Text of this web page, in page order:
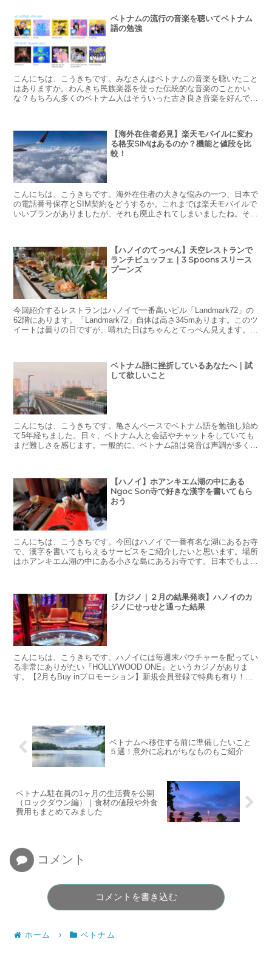
ベトナムの流行の音楽を聴いてベトナム
語の勉強
こんにちは、こうきちです。みなさんはベトナムの音楽を聴いたこと
はありますか。わんきち民族楽器を使った伝統的な音楽のことかい
な？もちろん多くのベトナム人はそういった古き良き音楽を好んでい
【海外在住者必見】楽天モバイルに変わ
る格安SIMはあるのか？機能と値段を比
較！
こんにちは、こうきちです。海外在住者の大きな悩みの一つ、日本で
の電話番号保存とSIM契約をどうするか。これまでは楽天モバイルで
いいプランがありましたが、それも廃止されてしまいましたね。そこ
【ハノイのてっぺん】天空レストランで
ランチビュッフェ｜3 Spoons スリース
プーンズ
今回紹介するレストランはハノイで一番高いビル「Landmark72」の
62階にあります。「Landmark72」自体は高さ345mあります。このツ
イートは曇りの日ですが、晴れた日はちゃんとてっぺん見えます。笑
ベトナム語に挫折しているあなたへ｜試
して欲しいこと
こんにちは、こうきちです。亀さんペースでベトナム語を勉強し始め
て5年経ちました。日々、ベトナム人と会話やチャットをしていても
まだ難しさを感じます。一般的に、ベトナム語は発音は声調が多く、
【ハノイ】ホアンキエム湖の中にある
Ngoc Son寺で好きな漢字を書いてもら
おう
こんにちは、こうきちです。今回はハノイで一番有名な湖にあるお寺
で、漢字を書いてもらえるサービスをご紹介したいと思います。場所
はホアンキエム湖の中にある小さな島にあるお寺です。日本でもよく
【カジノ｜２月の結果発表】ハノイのカ
ジノにせっせと通った結果
こんにちは、こうきちです。ハノイには毎週末バウチャーを配ってい
る非常にありがたい『HOLLYWOOD ONE』というカジノがありま
す。【2月もBuy inプロモーション】新規会員登録で特典も有り！毎
ベトナムへ移住する前に準備したいこと
５選！意外に忘れがちなものもご紹介
ベトナム駐在員の1ヶ月の生活費を公開
（ロックダウン編）｜食材の値段や外食
費用もまとめてみました
コメント
コメントを書き込む
ホーム ベトナム